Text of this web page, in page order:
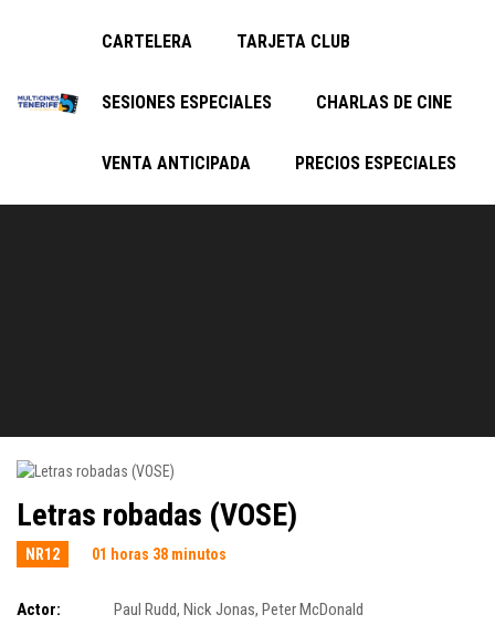
CARTELERA TARJETA CLUB
SESIONES ESPECIALES CHARLAS DE CINE
VENTA ANTICIPADA PRECIOS ESPECIALES
Letras robadas (VOSE)
NR12 01 horas 38 minutos
Actor: Paul Rudd, Nick Jonas, Peter McDonald